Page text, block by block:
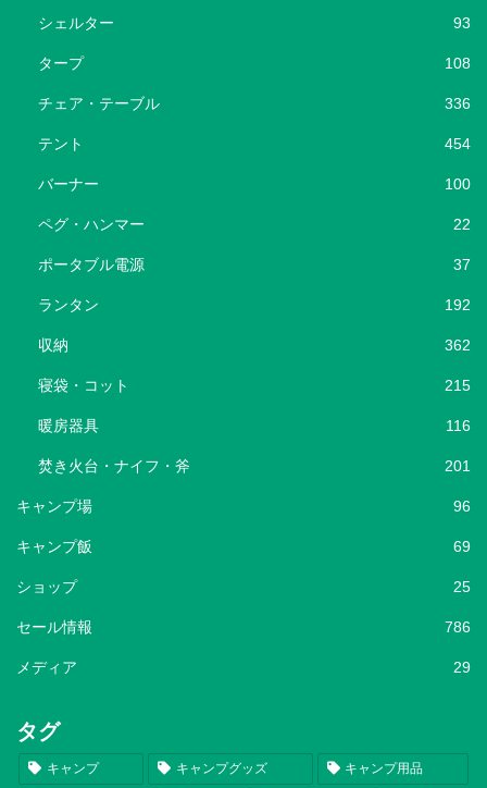
シェルター 93
タープ 108
チェア・テーブル 336
テント 454
バーナー 100
ペグ・ハンマー 22
ポータブル電源 37
ランタン 192
収納 362
寝袋・コット 215
暖房器具 116
焚き火台・ナイフ・斧 201
キャンプ場 96
キャンプ飯 69
ショップ 25
セール情報 786
メディア 29
タグ
キャンプ キャンプグッズ キャンプ用品